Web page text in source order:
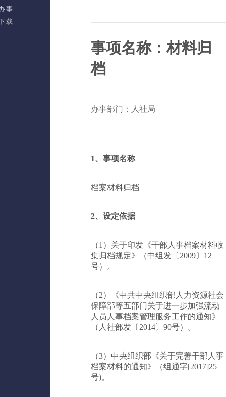
事
载
事项名称：材料归
档
办事部门：人社局
1、事项名称
档案材料归档
2、设定依据
（1）关于印发《干部人事档案材料收
集归档规定》（中组发〔2009〕12
号）。
（2）《中共中央组织部人力资源社会
保障部等五部门关于进一步加强流动
人员人事档案管理服务工作的通知》
（人社部发〔2014〕90号）。
（3）中央组织部《关于完善干部人事
档案材料的通知》（组通字[2017]25
号)。